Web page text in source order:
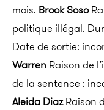
mois. Brook Soso
politique illégal.
Date de sortie:
Warren Raison de
de la sentence :
Aleida DiazRaison